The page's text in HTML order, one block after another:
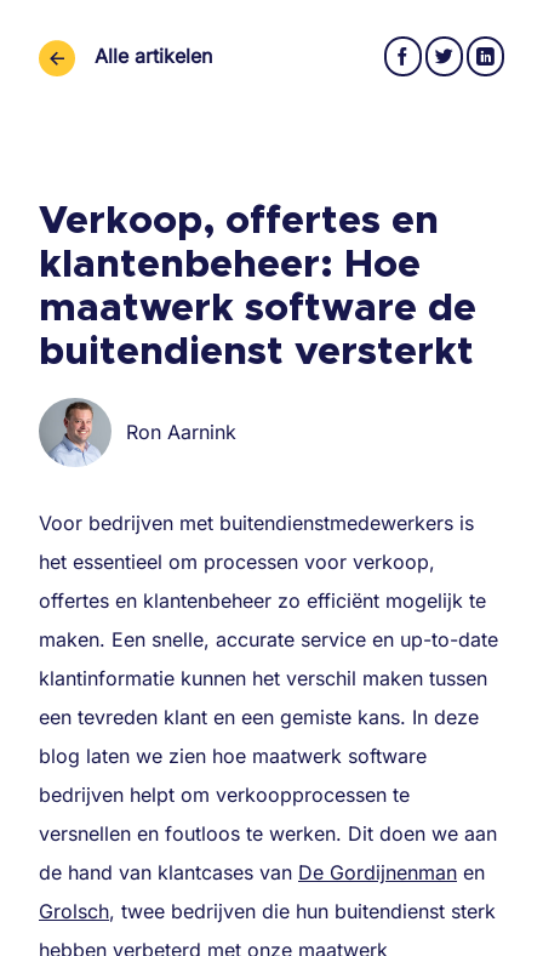
inhoud
Alle artikelen
Verkoop, offertes en
klantenbeheer: Hoe
maatwerk software de
buitendienst versterkt
Ron Aarnink
Voor bedrijven met buitendienstmedewerkers is
het essentieel om processen voor verkoop,
offertes en klantenbeheer zo efficiënt mogelijk te
maken. Een snelle, accurate service en up-to-date
klantinformatie kunnen het verschil maken tussen
een tevreden klant en een gemiste kans. In deze
blog laten we zien hoe maatwerk software
bedrijven helpt om verkoopprocessen te
versnellen en foutloos te werken. Dit doen we aan
de hand van klantcases van De Gordijnenman en
Grolsch, twee bedrijven die hun buitendienst sterk
hebben verbeterd met onze maatwerk